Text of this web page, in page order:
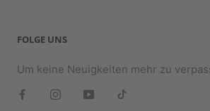
FOLGE UNS
Um keine Neuigkeiten mehr zu